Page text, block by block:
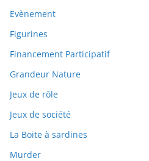
Evènement
Figurines
Financement Participatif
Grandeur Nature
Jeux de rôle
Jeux de société
La Boite à sardines
Murder